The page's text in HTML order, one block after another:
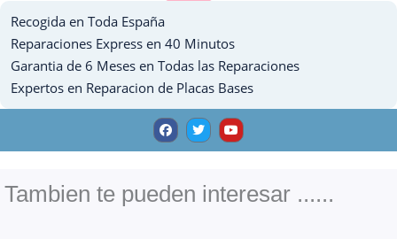
2019
cantidad
Recogida en Toda España
Reparaciones Express en 40 Minutos
Garantia de 6 Meses en Todas las Reparaciones
Expertos en Reparacion de Placas Bases
F
a
c
e
o
k
T
w
i
t
Y
o
u
t
e
Tambien te pueden interesar ......